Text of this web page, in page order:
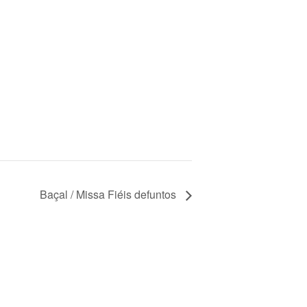
Baçal / Missa Fiéis defuntos